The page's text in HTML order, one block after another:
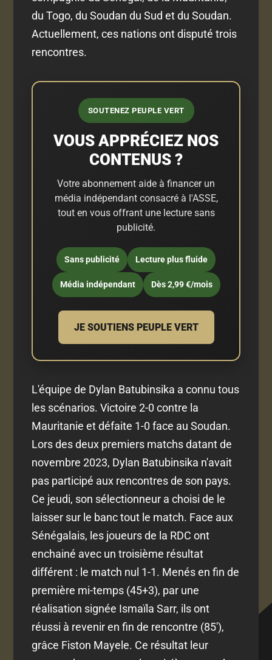
du Togo, du Soudan du Sud et du Soudan.
Actuellement, ces nations ont disputé trois
rencontres.
SOUTENEZ PEUPLE VERT
VOUS APPRÉCIEZ NOS
CONTENUS ?
Votre abonnement aide à financer un
média indépendant consacré à l'ASSE,
tout en vous offrant une lecture sans
publicité.
Sans publicité Lecture plus fluide
Média indépendant Dès 2,99 €/mois
JE SOUTIENS PEUPLE VERT
L'équipe de Dylan Batubinsika a connu tous
les scénarios. Victoire 2-0 contre la
Mauritanie et défaite 1-0 face au Soudan.
Lors des deux premiers matchs datant de
novembre 2023, Dylan Batubinsika n'avait
pas participé aux rencontres de son pays.
Ce jeudi, son sélectionneur a choisi de le
laisser sur le banc tout le match. Face aux
Sénégalais, les joueurs de la RDC ont
enchainé avec un troisième résultat
différent : le match nul 1-1. Menés en fin de
première mi-temps (45+3), par une
réalisation signée Ismaïla Sarr, ils ont
réussi à revenir en fin de rencontre (85'),
grâce Fiston Mayele. Ce résultat leur